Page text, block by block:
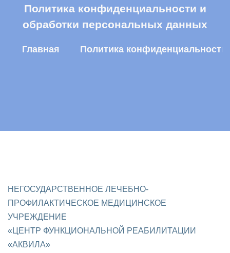
Политика конфиденциальности и
обработки персональных данных
Главная Политика
НЕГОСУДАРСТВЕННОЕ ЛЕЧЕБНО-
ПРОФИЛАКТИЧЕСКОЕ МЕДИЦИНСКОЕ
УЧРЕЖДЕНИЕ
«ЦЕНТР ФУНКЦИОНАЛЬНОЙ РЕАБИЛИТАЦИИ
«АКВИЛА»